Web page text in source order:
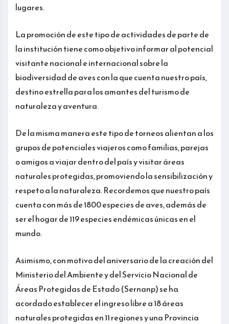
lugares.
La promoción de este tipo de actividades de parte de
la institución tiene como objetivo informar al potencial
visitante nacional e internacional sobre la
biodiversidad de aves con la que cuenta nuestro país,
destino estrella para los amantes del turismo de
naturaleza y aventura.
De la misma manera este tipo de torneos alientan a los
grupos de potenciales viajeros como familias, parejas
o amigos a viajar dentro del país y visitar áreas
naturales protegidas, promoviendo la sensibilización y
respeto a la naturaleza. Recordemos que nuestro país
cuenta con más de 1800 especies de aves, además de
ser el hogar de 119 especies endémicas únicas en el
mundo.
Asimismo, con motivo del aniversario de la creación del
Ministerio del Ambiente y del Servicio Nacional de
Áreas Protegidas de Estado (Sernanp) se ha
acordado establecer el ingreso libre a 18 áreas
naturales protegidas en 11 regiones y una Provincia